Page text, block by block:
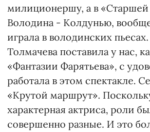
милиционершу, а в «Старшей
Володина - Колдунью,
играла в володинских
Толмачева поставила у нас,
«Фантазии Фарятьева», с
работала в этом спектакле.
«Крутой маршрут».
характерная актриса, роли
совершенно разные. И это